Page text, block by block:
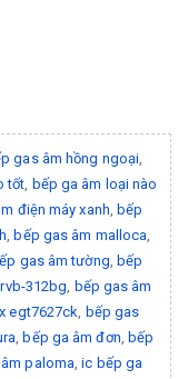
gas âm hồng ngoại,
tốt, bếp ga âm loại nào
điện máy xanh, bếp
, bếp gas âm malloca,
gas âm tường, bếp
312bg, bếp gas âm
egt7627ck, bếp gas
, bếp ga âm đơn, bếp
paloma,ic bếp ga